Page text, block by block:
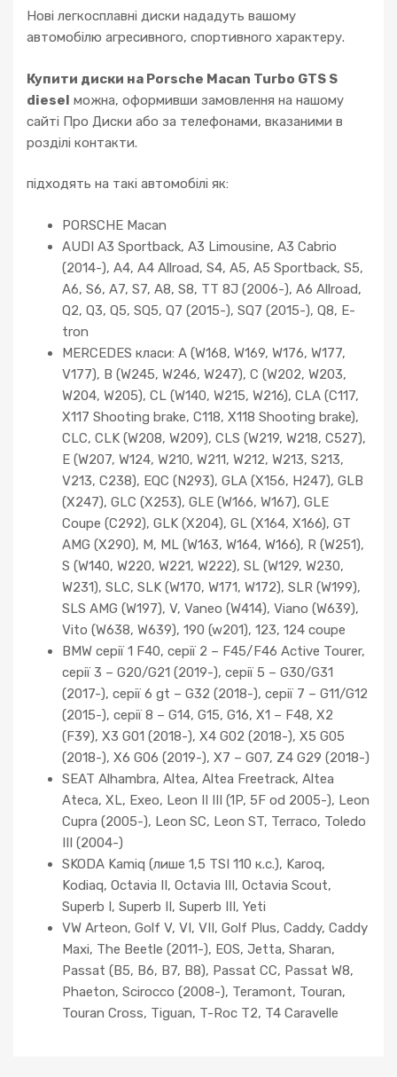
Нові легкосплавні диски нададуть вашому
автомобілю агресивного, спортивного характеру.
Купити диски на Porsche Macan Turbo GTS S
diesel можна, оформивши замовлення на нашому
сайті Про Диски або за телефонами, вказаними в
розділі контакти.
підходять на такі автомобілі як:
PORSCHE Macan
AUDI A3 Sportback, A3 Limousine, A3 Cabrio
(2014-), A4, A4 Allroad, S4, A5, A5 Sportback, S5,
A6, S6, A7, S7, A8, S8, TT 8J (2006-), A6 Allroad,
Q2, Q3, Q5, SQ5, Q7 (2015-), SQ7 (2015-), Q8, E-
tron
MERCEDES класи: A (W168, W169, W176, W177,
V177), B (W245, W246, W247), C (W202, W203,
W204, W205), CL (W140, W215, W216), CLA (C117,
X117 Shooting brake, C118, X118 Shooting brake),
CLC, CLK (W208, W209), CLS (W219, W218, C527),
E (W207, W124, W210, W211, W212, W213, S213,
V213, C238), EQC (N293), GLA (X156, H247), GLB
(X247), GLC (X253), GLE (W166, W167), GLE
Coupe (C292), GLK (X204), GL (X164, X166), GT
AMG (X290), M, ML (W163, W164, W166), R (W251),
S (W140, W220, W221, W222), SL (W129, W230,
W231), SLC, SLK (W170, W171, W172), SLR (W199),
SLS AMG (W197), V, Vaneo (W414), Viano (W639),
Vito (W638, W639), 190 (w201), 123, 124 coupe
BMW серії 1 F40, серії 2 – F45/F46 Active Tourer,
серії 3 – G20/G21 (2019-), серії 5 – G30/G31
(2017-), серії 6 gt – G32 (2018-), серії 7 – G11/G12
(2015-), серії 8 – G14, G15, G16, X1 – F48, X2
(F39), X3 G01 (2018-), X4 G02 (2018-), X5 G05
(2018-), X6 G06 (2019-), X7 – G07, Z4 G29 (2018-)
SEAT Alhambra, Altea, Altea Freetrack, Altea
Ateca, XL, Exeo, Leon II III (1P, 5F od 2005-), Leon
Cupra (2005-), Leon SC, Leon ST, Terraco, Toledo
III (2004-)
SKODA Kamiq (лише 1,5 TSI 110 к.с.), Karoq,
Kodiaq, Octavia II, Octavia III, Octavia Scout,
Superb I, Superb II, Superb III, Yeti
VW Arteon, Golf V, VI, VII, Golf Plus, Caddy, Caddy
Maxi, The Beetle (2011-), EOS, Jetta, Sharan,
Passat (B5, B6, B7, B8), Passat CC, Passat W8,
Phaeton, Scirocco (2008-), Teramont, Touran,
Touran Cross, Tiguan, T-Roc T2, T4 Caravelle